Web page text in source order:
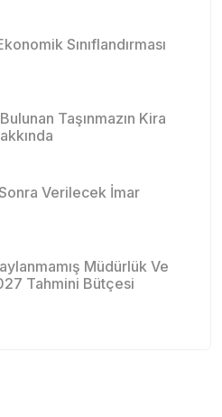
Sınıflandırması
Taşınmazın Kira
Verilecek İmar
Müdürlük Ve
Tahmini Bütçesi